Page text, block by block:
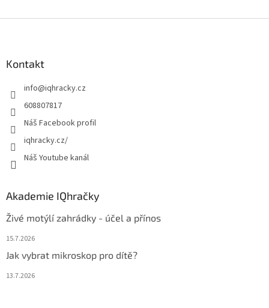
Kontakt
info@iqhracky.cz
608807817
Náš Facebook profil
iqhracky.cz/
Náš Youtube kanál
Akademie IQhračky
Živé motýlí zahrádky - účel a přínos
15.7.2026
Jak vybrat mikroskop pro dítě?
13.7.2026